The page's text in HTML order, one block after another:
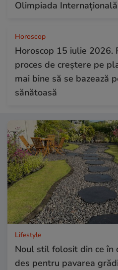
Olimpiada
Horoscop
Horoscop 15 iulie 2026.
proces de creștere pe
mai bine să se bazează
sănătoasă
Lifestyle
Noul stil folosit din ce în
des pentru pavarea